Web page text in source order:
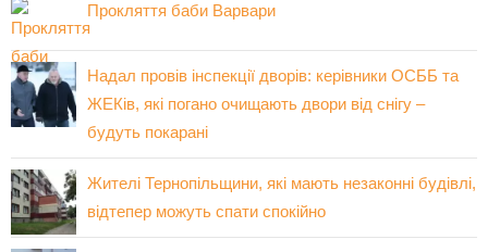
Прокляття баби Варвари
Надал провів інспекції дворів: керівники ОСББ та
ЖЕКів, які погано очищають двори від снігу –
будуть покарані
Жителі Тернопільщини, які мають незаконні будівлі,
відтепер можуть спати спокійно